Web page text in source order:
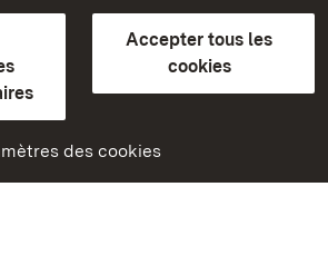
Accepter tous les
cookies
des cookies